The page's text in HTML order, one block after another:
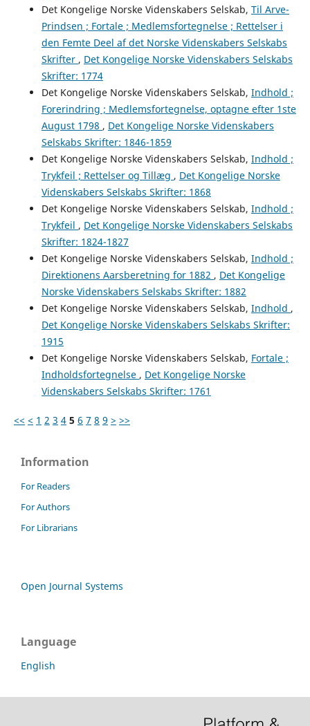
Det Kongelige Norske Videnskabers Selskab, Til Arve-
Prindsen ; Fortale ; Medlemsfortegnelse ; Rettelser i
den Femte Deel af det Norske Videnskabers Selskabs
Skrifter , Det Kongelige Norske Videnskabers Selskabs
Skrifter: 1774
Det Kongelige Norske Videnskabers Selskab, Indhold ;
Forerindring ; Medlemsfortegnelse, optagne efter 1ste
August 1798 , Det Kongelige Norske Videnskabers
Selskabs Skrifter: 1846-1859
Det Kongelige Norske Videnskabers Selskab, Indhold ;
Trykfeil ; Rettelser og Tillæg , Det Kongelige Norske
Videnskabers Selskabs Skrifter: 1868
Det Kongelige Norske Videnskabers Selskab, Indhold ;
Trykfeil , Det Kongelige Norske Videnskabers Selskabs
Skrifter: 1824-1827
Det Kongelige Norske Videnskabers Selskab, Indhold ;
Direktionens Aarsberetning for 1882 , Det Kongelige
Norske Videnskabers Selskabs Skrifter: 1882
Det Kongelige Norske Videnskabers Selskab, Indhold ,
Det Kongelige Norske Videnskabers Selskabs Skrifter:
1915
Det Kongelige Norske Videnskabers Selskab, Fortale ;
Indholdsfortegnelse , Det Kongelige Norske
Videnskabers Selskabs Skrifter: 1761
<< < 1 2 3 4 5 6 7 8 9 > >>
Information
For Readers
For Authors
For Librarians
Open Journal Systems
Language
English